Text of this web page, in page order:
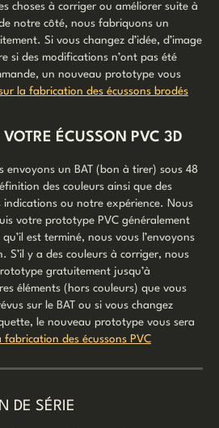
choses à corriger ou améliorer suite à
notre côté, nous fabriquons un
Si vous changez d’idée, d’image
si des modifications n’ont pas été
un nouveau prototype vous
la fabrication des écussons brodés
VOTRE ÉCUSSON PVC 3D
envoyons un BAT (bon à tirer) sous 48
des couleurs ainsi que des
indications ou notre expérience. Nous
votre prototype PVC généralement
est terminé, nous vous l’envoyons
S’il y a des couleurs à corriger, nous
gratuitement jusqu’à
éléments (hors couleurs) que vous
sur le BAT ou si vous changez
le nouveau prototype vous sera
fabrication des écussons PVC
DE SÉRIE